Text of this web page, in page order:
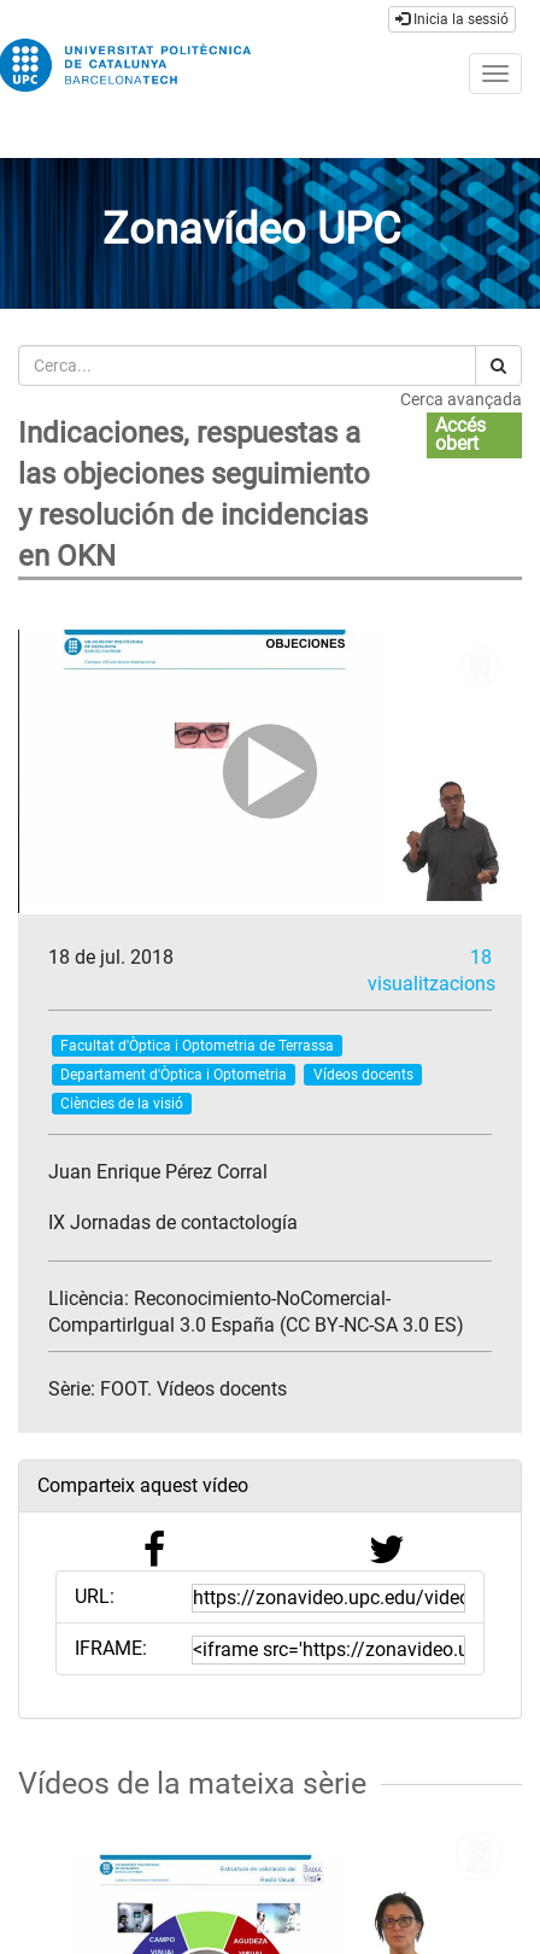
Inicia la sessió
Zonavídeo UPC
Cerca
Cerca avançada
Indicaciones, respuestas a
las objeciones seguimiento
y resolución de incidencias
en OKN
Accés
obert
18 de jul. 2018
18
visualitzacions
Facultat d'Òptica i Optometria de Terrassa
Departament d'Òptica i Optometria
Vídeos docents
Ciències de la visió
Juan Enrique Pérez Corral
IX Jornadas de contactología
Llicència: Reconocimiento-NoComercial-
CompartirIgual 3.0 España (CC BY-NC-SA 3.0 ES)
Sèrie: FOOT. Vídeos docents
Comparteix aquest vídeo
URL:
IFRAME:
Vídeos de la mateixa sèrie